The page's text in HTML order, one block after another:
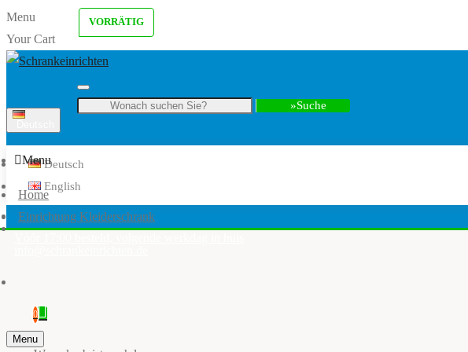
Menu
Your Cart
Suche
Deutsch
English
0
Menu
Home
Einrichtung Kleiderschrank
Menu
VORRÄTIG